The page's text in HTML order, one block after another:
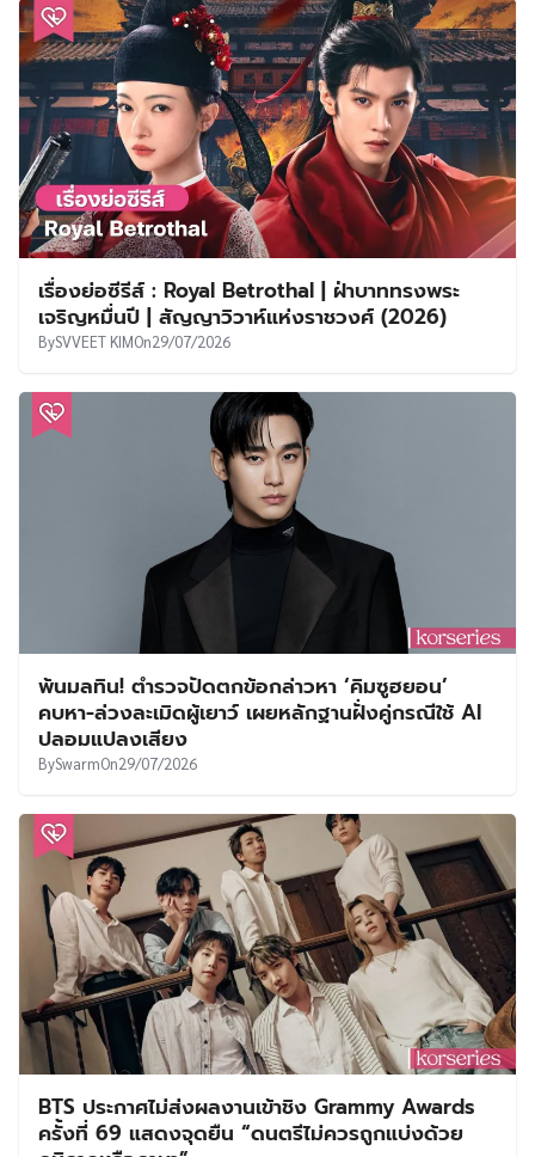
เรื่องย่อซีรีส์ : Royal Betrothal | ฝ่าบาททรงพระ
เจริญหมื่นปี | สัญญาวิวาห์แห่งราชวงศ์ (2026)
BySVVEET KIMOn29/07/2026
พ้นมลทิน! ตำรวจปัดตกข้อกล่าวหา ‘คิมซูฮยอน’
คบหา-ล่วงละเมิดผู้เยาว์ เผยหลักฐานฝั่งคู่กรณีใช้ AI
ปลอมแปลงเสียง
BySwarmOn29/07/2026
BTS ประกาศไม่ส่งผลงานเข้าชิง Grammy Awards
ครั้งที่ 69 แสดงจุดยืน “ดนตรีไม่ควรถูกแบ่งด้วย